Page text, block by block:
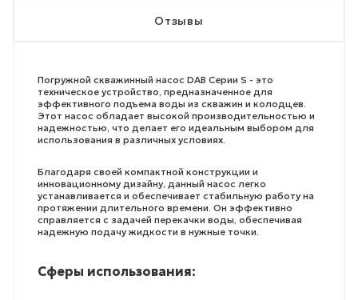
Отзывы
Погружной скважинный насос DAB Серии S - это
техническое устройство, предназначенное для
эффективного подъема воды из скважин и колодцев.
Этот насос обладает высокой производительностью и
надежностью, что делает его идеальным выбором для
использования в различных условиях.
Благодаря своей компактной конструкции и
инновационному дизайну, данный насос легко
устанавливается и обеспечивает стабильную работу на
протяжении длительного времени. Он эффективно
справляется с задачей перекачки воды, обеспечивая
надежную подачу жидкости в нужные точки.
Сферы использования: